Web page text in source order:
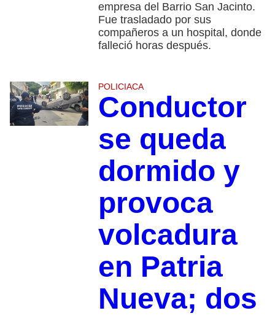
empresa del Barrio San Jacinto.
Fue trasladado por sus
compañeros a un hospital, donde
falleció horas después.
POLICIACA
Conductor
se queda
dormido y
provoca
volcadura
en Patria
Nueva; dos